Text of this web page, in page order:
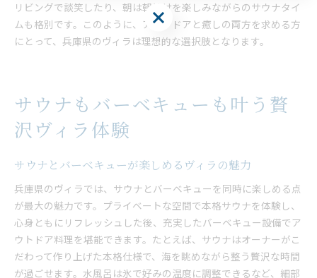
リビングで談笑したり、朝は朝焼けを楽しみながらのサウナタイ
ムも格別です。このように、アウトドアと癒しの両方を求める方
にとって、兵庫県のヴィラは理想的な選択肢となります。
サウナもバーベキューも叶う贅
沢ヴィラ体験
サウナとバーベキューが楽しめるヴィラの魅力
兵庫県のヴィラでは、サウナとバーベキューを同時に楽しめる点
が最大の魅力です。プライベートな空間で本格サウナを体験し、
心身ともにリフレッシュした後、充実したバーベキュー設備でア
ウトドア料理を堪能できます。たとえば、サウナはオーナーがこ
だわって作り上げた本格仕様で、海を眺めながら整う贅沢な時間
が過ごせます。水風呂は氷で好みの温度に調整できるなど、細部